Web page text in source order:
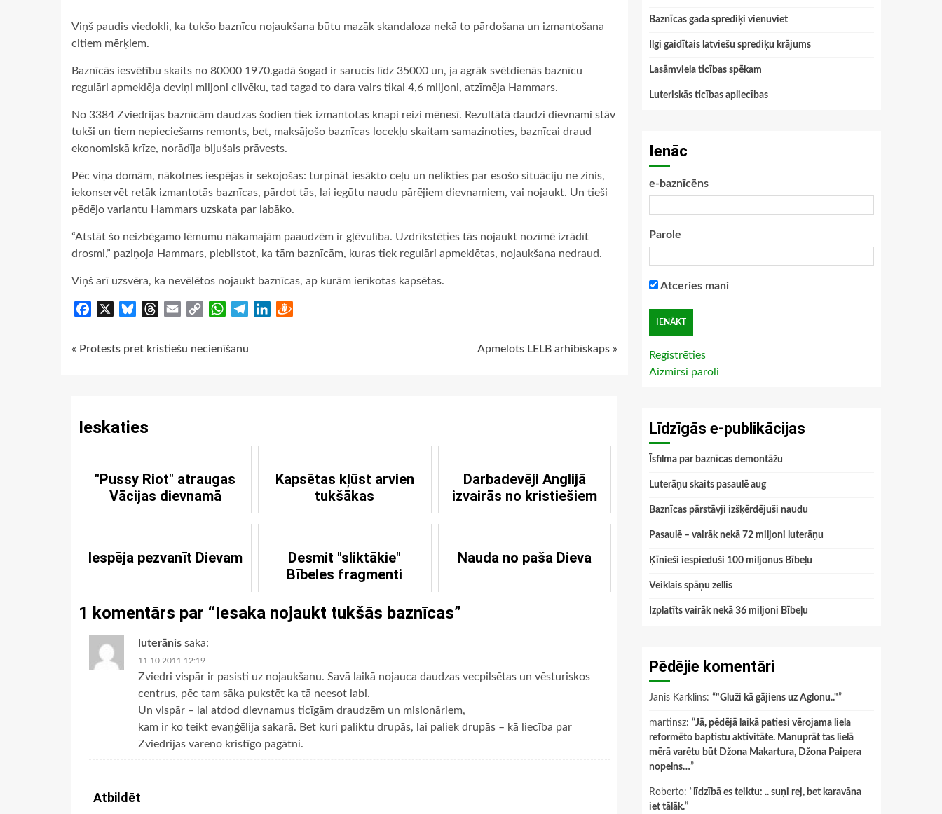
Viņš paudis viedokli, ka tukšo baznīcu nojaukšana būtu mazāk skandaloza nekā to pārdošana un izmantošana
citiem mērķiem.
Baznīcās iesvētību skaits no 80000 1970.gadā šogad ir sarucis līdz 35000 un, ja agrāk svētdienās baznīcu
regulāri apmeklēja deviņi miljoni cilvēku, tad tagad to dara vairs tikai 4,6 miljoni, atzīmēja Hammars.
No 3384 Zviedrijas baznīcām daudzas šodien tiek izmantotas knapi reizi mēnesī. Rezultātā daudzi dievnami stāv
tukši un tiem nepieciešams remonts, bet, maksājošo baznīcas locekļu skaitam samazinoties, baznīcai draud
ekonomiskā krīze, norādīja bijušais prāvests.
Pēc viņa domām, nākotnes iespējas ir sekojošas: turpināt iesākto ceļu un nelikties par esošo situāciju ne zinis,
iekonservēt retāk izmantotās baznīcas, pārdot tās, lai iegūtu naudu pārējiem dievnamiem, vai nojaukt. Un tieši
pēdējo variantu Hammars uzskata par labāko.
“Atstāt šo neizbēgamo lēmumu nākamajām paaudzēm ir gļēvulība. Uzdrīkstēties tās nojaukt nozīmē izrādīt
drosmi,” paziņoja Hammars, piebilstot, ka tām baznīcām, kuras tiek regulāri apmeklētas, nojaukšana nedraud.
Viņš arī uzsvēra, ka nevēlētos nojaukt baznīcas, ap kurām ierīkotas kapsētas.
Facebook BlueskyThreads
Email
Copy
WhatsApp
TelegramLinkedIn
Continue
« Protests pret kristiešu necienīšanu Apmelots LELB arhibīskaps »
Ieskaties
"Pussy Riot" atraugas
Vācijas dievnamā
Kapsētas kļūst arvien
tukšākas
Darbadevēji Anglijā
izvairās no kristiešiem
Iespēja pezvanīt Dievam
Desmit "sliktākie"
Bībeles fragmenti
Nauda no paša Dieva
1 komentārs par “Iesaka nojaukt tukšās baznīcas”
luterānis saka:
11.10.2011 12:19
Zviedri vispār ir pasisti uz nojaukšanu. Savā laikā nojauca daudzas vecpilsētas un vēsturiskos
centrus, pēc tam sāka pukstēt ka tā neesot labi.
Un vispār – lai atdod dievnamus ticīgām draudzēm un misionāriem,
kam ir ko teikt evaņģēlija sakarā. Bet kuri paliktu drupās, lai paliek drupās – kā liecība par
Zviedrijas vareno kristīgo pagātni.
Atbildēt
Baznīcas gada sprediķi vienuviet
Ilgi gaidītais latviešu sprediķu krājums
Lasāmviela ticības spēkam
Luteriskās ticības apliecības
Ienāc
e-baznīcēns
Parole
Atceries mani
Reģistrēties
Aizmirsi paroli
Līdzīgās e-publikācijas
Īsfilma par baznīcas demontāžu
Luterāņu skaits pasaulē aug
Baznīcas pārstāvji izšķērdējuši naudu
Pasaulē – vairāk nekā 72 miljoni luterāņu
Ķīnieši iespieduši 100 miljonus Bībeļu
Veiklais spāņu zellis
Izplatīts vairāk nekā 36 miljoni Bībeļu
Pēdējie komentāri
Janis Karklins: “"Gluži kā gājiens uz Aglonu.."”
martinsz: “Jā, pēdējā laikā patiesi vērojama liela
reformēto baptistu aktivitāte. Manuprāt tas lielā
mērā varētu būt Džona Makartura, Džona Paipera
nopelns…”
Roberto: “ līdzībā es teiktu: .. suņi rej, bet karavāna
iet tālāk.”